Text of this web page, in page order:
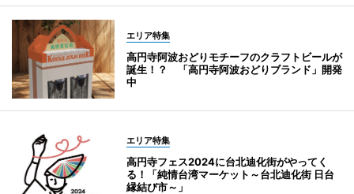
エリア特集
高円寺阿波おどりモチーフのクラフトビールが
誕生！？ 「高円寺阿波おどりブランド」開発
中
エリア特集
高円寺フェス2024に台北迪化街がやってく
る！「純情台湾マーケット～台北迪化街 日台
縁結び市～」